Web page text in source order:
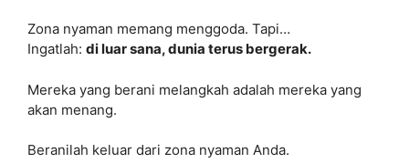
Zona nyaman memang menggoda. Tapi…
Ingatlah: di luar sana, dunia terus bergerak.
Mereka yang berani melangkah adalah mereka yang
akan menang.
Beranilah keluar dari zona nyaman Anda.